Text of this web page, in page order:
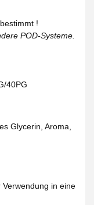
!
POD-Systeme.
40PG
Glycerin, Aroma,
in eine